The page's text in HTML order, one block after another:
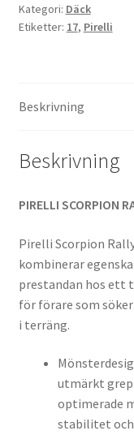
120/70
R
(fram)
Kategori: Däck
Etiketter: 17, Pirelli
Beskrivning
Beskrivning
PIRELLI SCORPION
Pirelli Scorpion
kombinerar
prestandan hos ett
för förare som
i terräng.
utmärkt
optimerade
stabilitet